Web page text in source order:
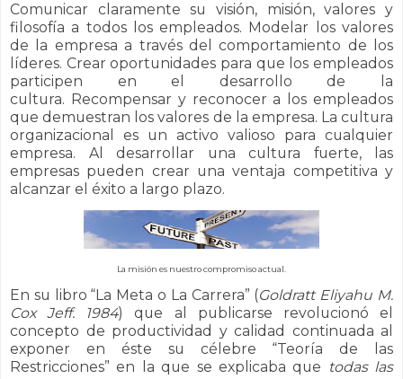
Comunicar claramente su visión, misión, valores y
filosofía a todos los empleados. Modelar los valores
de la empresa a través del comportamiento de los
líderes. Crear oportunidades para que los empleados
participen en el desarrollo de la
cultura. Recompensar y reconocer a los empleados
que demuestran los valores de la empresa. La cultura
organizacional es un activo valioso para cualquier
empresa. Al desarrollar una cultura fuerte, las
empresas pueden crear una ventaja competitiva y
alcanzar el éxito a largo plazo.
La misión es nuestro compromiso actual.
En su libro “La Meta o La Carrera” (Goldratt Eliyahu M.
Cox Jeff. 1984) que al publicarse revolucionó el
concepto de productividad y calidad continuada al
exponer en éste su célebre “Teoría de las
Restricciones” en la que se explicaba que todas las